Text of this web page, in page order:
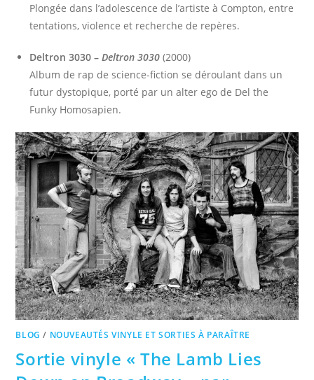
Plongée dans l’adolescence de l’artiste à Compton, entre
tentations, violence et recherche de repères.
Deltron 3030 –Deltron 3030 (2000)
Album de rap de science-fiction se déroulant dans un
futur dystopique, porté par un alter ego de Del the
Funky Homosapien.
BLOG / NOUVEAUTÉS VINYLE ET SORTIES À PARAÎTRE
Sortie vinyle « The Lamb Lies